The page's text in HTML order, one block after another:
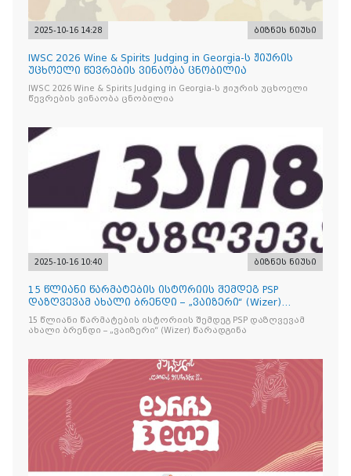
2025-10-16 14:28 ბიზნეს ნიუსი
IWSC 2026 Wine & Spirits Judging in Georgia-ს ჟიურის
უცხოელი წევრების ვინაობა ცნობილია
IWSC 2026 Wine & Spirits Judging in Georgia-ს ჟიურის უცხოელი
წევრების ვინაობა ცნობილია
2025-10-16 10:40 ბიზნეს ნიუსი
15 წლიანი წარმატების ისტორიის შემდეგ PSP
დაზღვევამ ახალი ბრენდი – „ვაიზერი“ (Wizer)
წარადგინა
15 წლიანი წარმატების ისტორიის შემდეგ PSP დაზღვევამ
ახალი ბრენდი – „ვაიზერი“ (Wizer) წარადგინა